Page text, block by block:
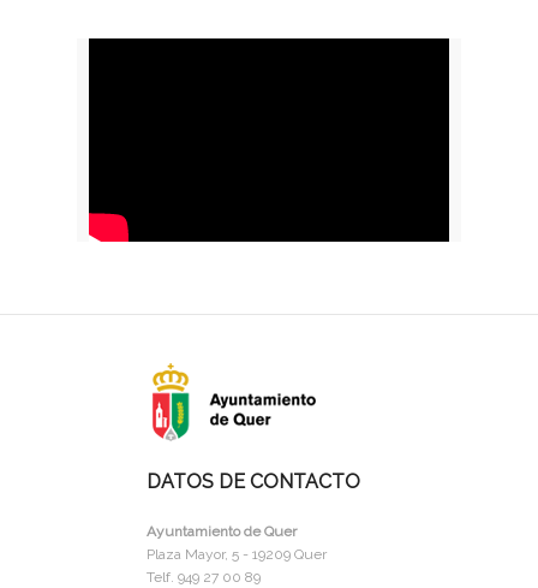
DATOS DE CONTACTO
Ayuntamiento de Quer
Plaza Mayor, 5 - 19209 Quer
Telf. 949 27 00 89